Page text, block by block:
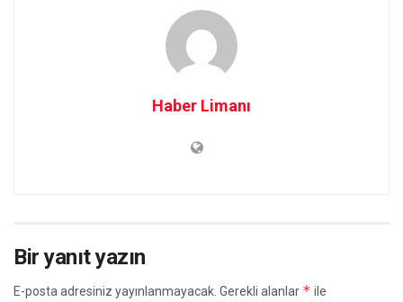
Haber Limanı
Bir yanıt yazın
E-posta adresiniz yayınlanmayacak. Gerekli alanlar * ile